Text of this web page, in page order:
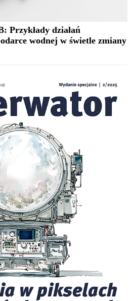
Przykłady działań
wodnej w świetle zmiany